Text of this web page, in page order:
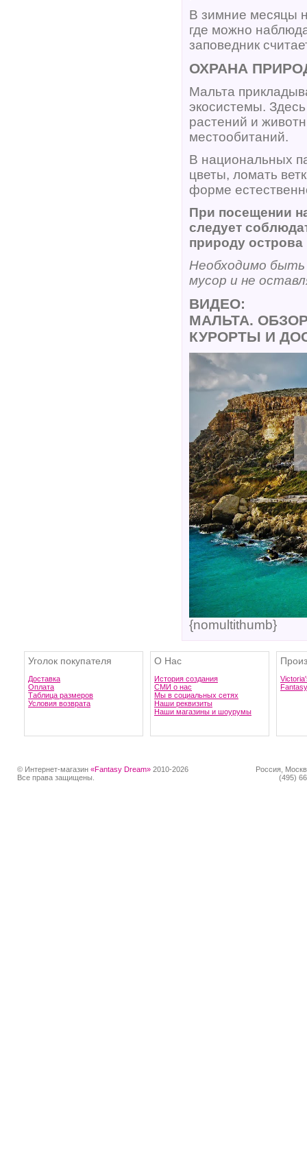
В зимние месяцы
где можно
заповедник
ОХРАНА
Мальта
экосистемы.
растений и
местообитаний.
В национальных
цветы, ломать
форме
При посещении
следует
природу острова
Необходимо быть
мусор и не
ВИДЕО:
МАЛЬТА.
КУРОРТЫ И
{nomultithumb}
Уголок покупателя
Доставка
Оплата
Таблица размеров
Условия возврата
О Нас
История создания
СМИ о нас
Мы в социальных сетях
Наши реквизиты
Наши магазины и шоурумы
© Интернет-магазин «Fantasy Dream» 2010-2026
Все права защищены.
Россия,
(495)